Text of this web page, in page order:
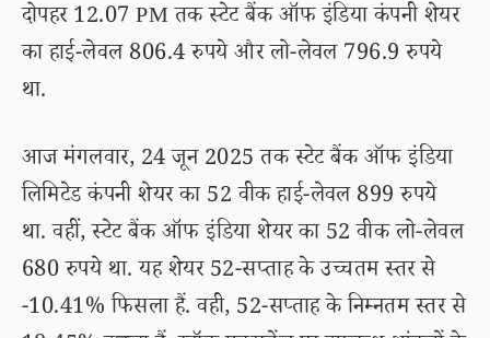
दोपहर 12.07 PM तक स्टेट बैंक ऑफ इंडिया कंपनी शेयर
का हाई-लेवल 806.4 रुपये और लो-लेवल 796.9 रुपये
था.
आज मंगलवार, 24 जून 2025 तक स्टेट बैंक ऑफ इंडिया
लिमिटेड कंपनी शेयर का 52 वीक हाई-लेवल 899 रुपये
था. वहीं, स्टेट बैंक ऑफ इंडिया शेयर का 52 वीक लो-लेवल
680 रुपये था. यह शेयर 52-सप्ताह के उच्चतम स्तर से
-10.41% फिसला हैं. वही, 52-सप्ताह के निम्नतम स्तर से